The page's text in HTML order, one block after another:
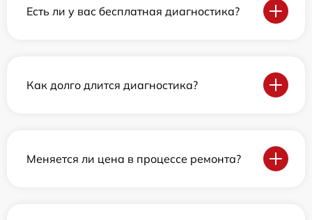
Есть ли у вас бесплатная диагностика?
Как долго длится диагностика?
Меняется ли цена в процессе ремонта?